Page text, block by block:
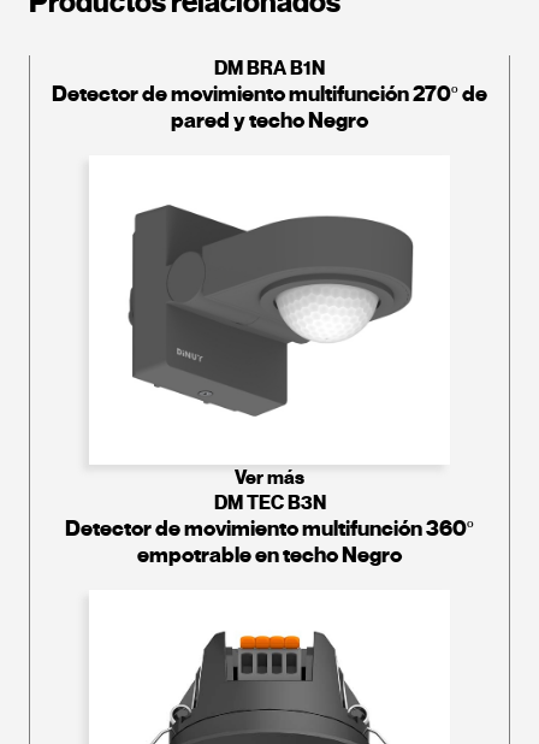
DM BRA B1N
Detector de movimiento multifunción 270º de
pared y techo Negro
Ver más
DM TEC B3N
Detector de movimiento multifunción 360º
empotrable en techo Negro